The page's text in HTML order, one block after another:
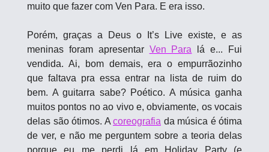
muito que fazer com Ven Para. E era isso.
Porém, graças a Deus o It’s Live existe, e as
meninas foram apresentar Ven Para lá e... Fui
vendida. Ai, bom demais, era o empurrãozinho
que faltava pra essa entrar na lista de ruim do
bem. A guitarra sabe? Poético. A música ganha
muitos pontos no ao vivo e, obviamente, os vocais
delas são ótimos. A coreografia da música é ótima
de ver, e não me perguntem sobre a teoria delas
porque eu me perdi lá em Holiday Party (e